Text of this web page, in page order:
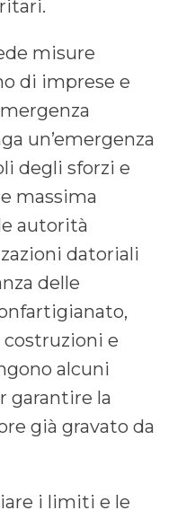
misure
di imprese e
un’emergenza
degli sforzi e
massima
autorità
datoriali
delle
costruzioni e
alcuni
garantire la
già gravato da
i limiti e le